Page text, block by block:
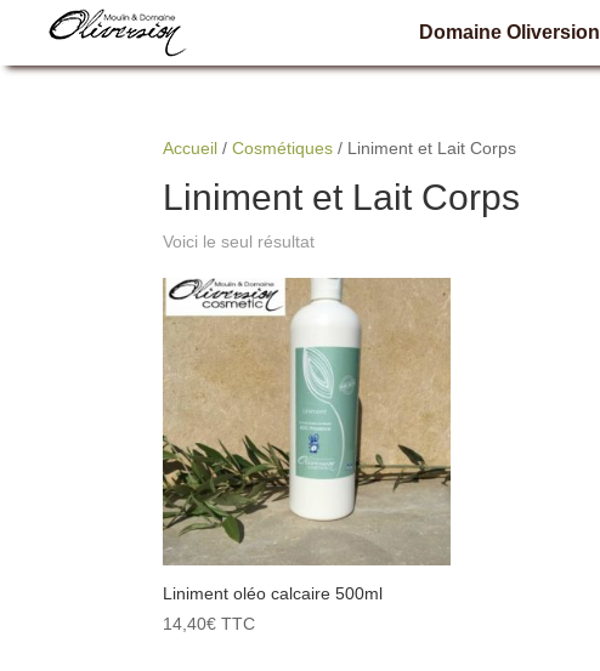
Domaine Oliversion
Accueil /Cosmétiques / Liniment et Lait Corps
Liniment et Lait Corps
Voici le seul résultat
Liniment oléo calcaire 500ml
14,40€ TTC